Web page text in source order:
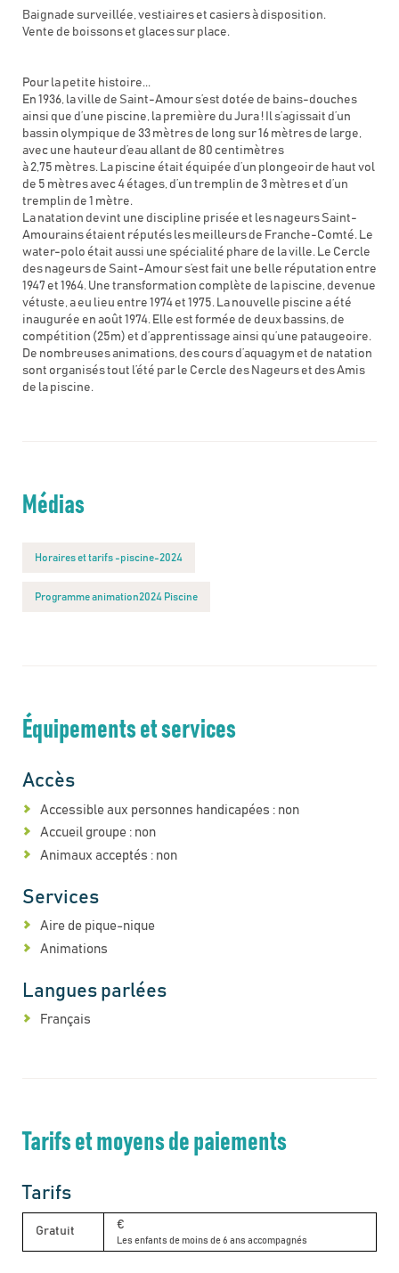
Baignade surveillée, vestiaires et casiers à disposition.
Vente de boissons et glaces sur place.
Pour la petite histoire...
En 1936, la ville de Saint-Amour s’est dotée de bains-douches
ainsi que d’une piscine, la première du Jura ! Il s’agissait d’un
bassin olympique de 33 mètres de long sur 16 mètres de large,
avec une hauteur d’eau allant de 80 centimètres
à 2,75 mètres. La piscine était équipée d’un plongeoir de haut vol
de 5 mètres avec 4 étages, d’un tremplin de 3 mètres et d’un
tremplin de 1 mètre.
La natation devint une discipline prisée et les nageurs Saint-
Amourains étaient réputés les meilleurs de Franche-Comté. Le
water-polo était aussi une spécialité phare de la ville. Le Cercle
des nageurs de Saint-Amour s’est fait une belle réputation entre
1947 et 1964. Une transformation complète de la piscine, devenue
vétuste, a eu lieu entre 1974 et 1975. La nouvelle piscine a été
inaugurée en août 1974. Elle est formée de deux bassins, de
compétition (25m) et d’apprentissage ainsi qu’une pataugeoire.
De nombreuses animations, des cours d’aquagym et de natation
sont organisés tout l’été par le Cercle des Nageurs et des Amis
de la piscine.
Médias
Horaires et tarifs -piscine-2024
Programme animation2024 Piscine
Équipements et services
Accès
Accessible aux personnes handicapées : non
Accueil groupe : non
Animaux acceptés : non
Services
Aire de pique-nique
Animations
Langues parlées
Français
Tarifs et moyens de paiements
Tarifs
Gratuit €
Les enfants de moins de 6 ans accompagnés